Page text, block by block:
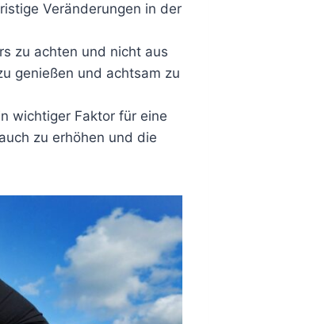
Veränderungen in der
zu achten und nicht aus
genießen und achtsam zu
wichtiger Faktor für eine
zu erhöhen und die